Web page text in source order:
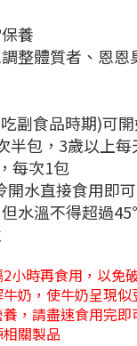
養
整體質者 、 恩恩
副食品時期)可
半包，3歲以上
每次1包
開水直接食用即
水溫不得超過
小時再食用，以免
奶，使牛奶呈現
，請盡速食用完即
關製品